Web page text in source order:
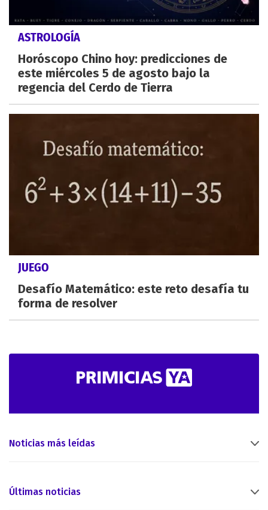
ASTROLOGÍA
Horóscopo Chino hoy: predicciones de
este miércoles 5 de agosto bajo la
regencia del Cerdo de Tierra
JUEGO
Desafío Matemático: este reto desafía tu
forma de resolver
Noticias más leídas
Últimas noticias